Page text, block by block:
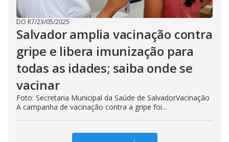
DO R7/23/05/2025
Salvador amplia vacinação contra
gripe e libera imunização para
todas as idades; saiba onde se
vacinar
Foto: Secretaria Municipal da Saúde de SalvadorVacinação
A campanha de vacinação contra a gripe foi...